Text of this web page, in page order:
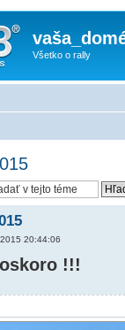
Všetko o rally
20:44:06
!!!